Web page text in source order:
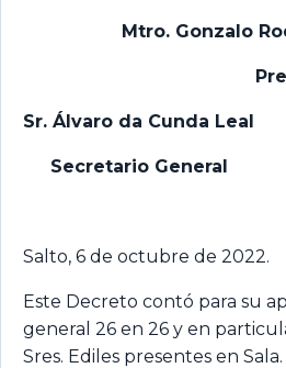
Mtro. Gonzalo
Sr. Álvaro da Cunda Leal
Secretario General
Salto, 6 de octubre de 2022.
Este Decreto contó para su
general 26 en 26 y en
Sres. Ediles presentes en Sala.